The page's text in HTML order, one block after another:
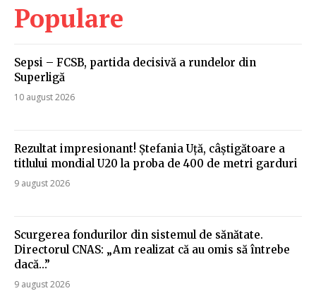
Populare
Sepsi – FCSB, partida decisivă a rundelor din
Superligă
10 august 2026
Rezultat impresionant! Ștefania Uță, câștigătoare a
titlului mondial U20 la proba de 400 de metri garduri
9 august 2026
Scurgerea fondurilor din sistemul de sănătate.
Directorul CNAS: „Am realizat că au omis să întrebe
dacă…”
9 august 2026